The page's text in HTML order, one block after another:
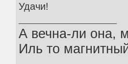
Удачи!
А вечна-ли она,
Иль то